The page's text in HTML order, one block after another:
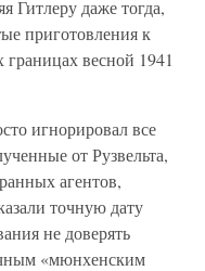
Гитлеру даже тогда,
приготовления к
весной 1941
игнорировал все
от Рузвельта,
агентов,
точную дату
не доверять
«мюнхенским